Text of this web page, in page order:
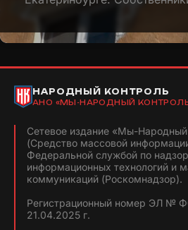
НАРОДНЫЙ КОНТРОЛЬ
АНО «МЫ-НАРОДНЫЙ
Сетевое издание «Мы-
(Средство массовой
Федеральной службой по
информационных технологий и
коммуникаций (Роскомнадзор).
Регистрационный номер ЭЛ №
21.04.2025 г.